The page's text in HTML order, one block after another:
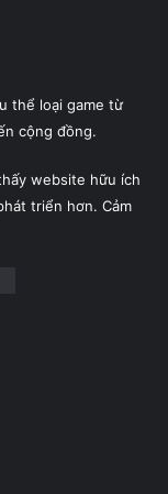
thể loại game từ
cộng đồng.
website hữu ích
triển hơn. Cảm